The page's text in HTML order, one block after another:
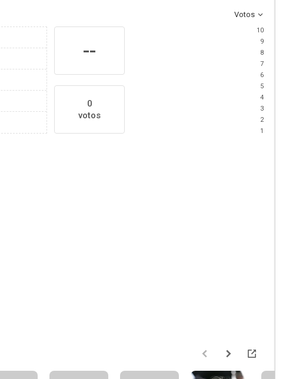
Votos
--
0
votos
10
9
8
7
6
5
4
3
2
1